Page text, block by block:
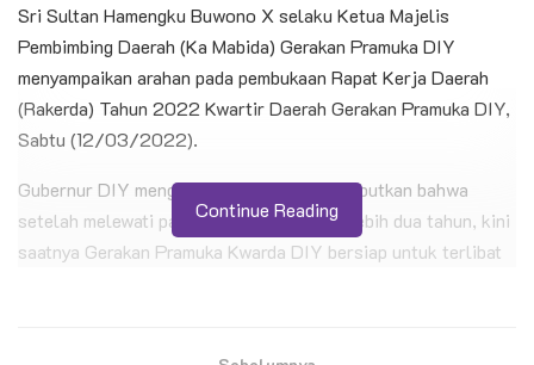
Sri Sultan Hamengku Buwono X selaku Ketua Majelis
Pembimbing Daerah (Ka Mabida) Gerakan Pramuka DIY
menyampaikan arahan pada pembukaan Rapat Kerja Daerah
(Rakerda) Tahun 2022 Kwartir Daerah Gerakan Pramuka DIY,
Sabtu (12/03/2022).
Gubernur DIY mengawali arahannya menyebutkan bahwa
setelah melewati pandemi selama kurang lebih dua tahun, kini
saatnya Gerakan Pramuka Kwarda DIY bersiap untuk terlibat
Continue Reading